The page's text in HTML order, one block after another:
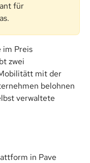
für
im Preis
zwei
mit der
belohnen
verwaltete
in Pave